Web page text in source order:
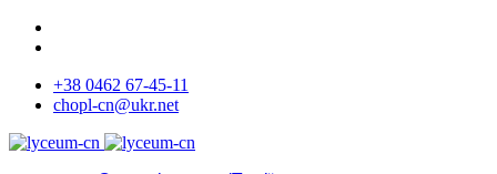
+38 0462 67-45-11
chopl-cn@ukr.net